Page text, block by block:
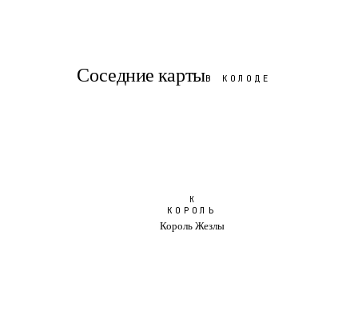
Соседние картыВ КОЛОДЕ
K
КОРОЛЬ
Король Жезлы